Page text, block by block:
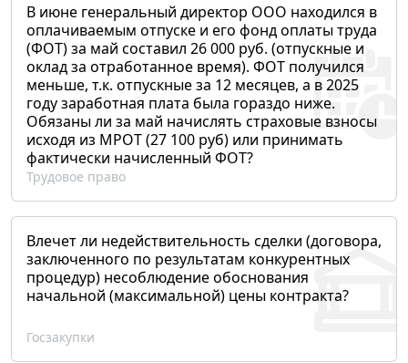
В июне генеральный директор ООО находился в
оплачиваемым отпуске и его фонд оплаты труда
(ФОТ) за май составил 26 000 руб. (отпускные и
оклад за отработанное время). ФОТ получился
меньше, т.к. отпускные за 12 месяцев, а в 2025
году заработная плата была гораздо ниже.
Обязаны ли за май начислять страховые взносы
исходя из МРОТ (27 100 руб) или принимать
фактически начисленный ФОТ?
Трудовое право
Влечет ли недействительность сделки (договора,
заключенного по результатам конкурентных
процедур) несоблюдение обоснования
начальной (максимальной) цены контракта?
Госзакупки